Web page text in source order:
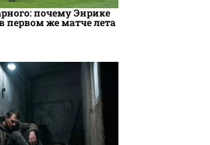
почему Энрике
первом же матче лета